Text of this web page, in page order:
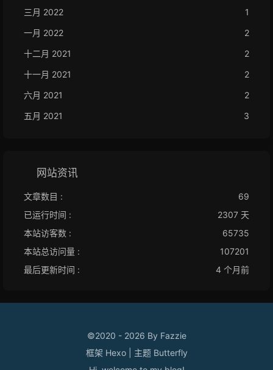
三月 2022
1
一月 2022
2
十二月 2021
2
十一月 2021
2
六月 2021
2
五月 2021
3
网站资讯
文章数目 :
69
已运行时间 :
2307 天
本站访客数 :
65735
本站总访问量 :
107201
最后更新时间 :
4 个月前
©2020 - 2026 By Fazzie
框架 Hexo 主题 Butterfly